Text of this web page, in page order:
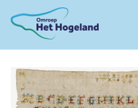
content